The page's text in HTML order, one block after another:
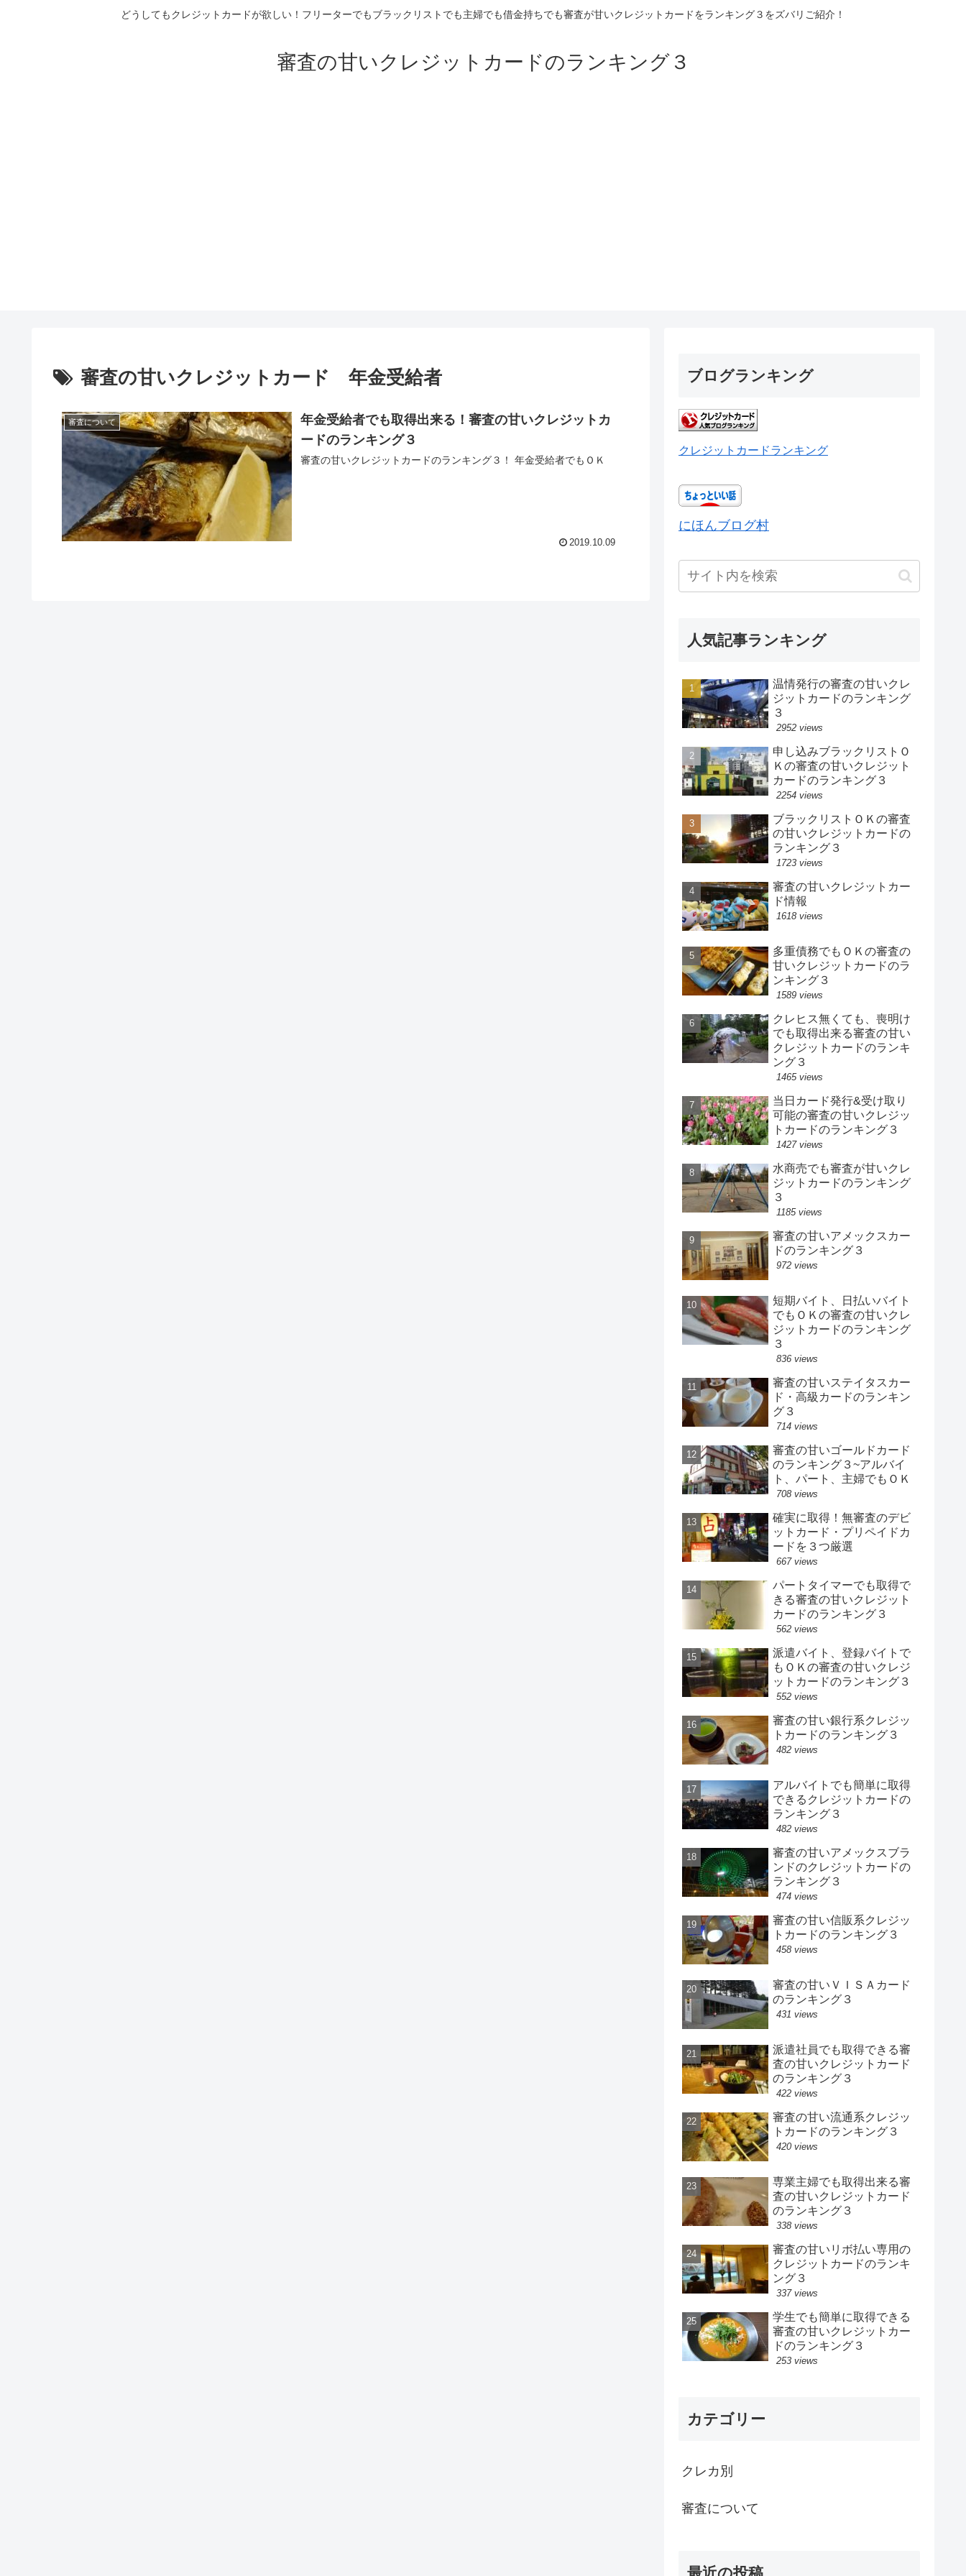
どうしてもクレジットカードが欲しい！フリーターでもブラックリストでも主婦でも借金持ちでも審査が甘いクレジットカードをランキング３をズバリご紹介！
審査の甘いクレジットカードのランキング３
審査の甘いクレジットカード 年金受給者
審査について
年金受給者でも取得出来る！審査の甘いクレジットカ
ードのランキング３
審査の甘いクレジットカードのランキング３！ 年金受給者でもＯＫ
2019.10.09
ブログランキング
クレジットカードランキング
にほんブログ村
人気記事ランキング
温情発行の審査の甘いクレ
ジットカードのランキング
３
2952 views
申し込みブラックリストＯ
Ｋの審査の甘いクレジット
カードのランキング３
2254 views
ブラックリストＯＫの審査
の甘いクレジットカードの
ランキング３
1723 views
審査の甘いクレジットカー
ド情報
1618 views
多重債務でもＯＫの審査の
甘いクレジットカードのラ
ンキング３
1589 views
クレヒス無くても、喪明け
でも取得出来る審査の甘い
クレジットカードのランキ
ング３
1465 views
当日カード発行&受け取り
可能の審査の甘いクレジッ
トカードのランキング３
1427 views
水商売でも審査が甘いクレ
ジットカードのランキング
３
1185 views
審査の甘いアメックスカー
ドのランキング３
972 views
短期バイト、日払いバイト
でもＯＫの審査の甘いクレ
ジットカードのランキング
３
836 views
審査の甘いステイタスカー
ド・高級カードのランキン
グ３
714 views
審査の甘いゴールドカード
のランキング３~アルバイ
ト、パート、主婦でもＯＫ
708 views
確実に取得！無審査のデビ
ットカード・プリペイドカ
ードを３つ厳選
667 views
パートタイマーでも取得で
きる審査の甘いクレジット
カードのランキング３
562 views
派遣バイト、登録バイトで
もＯＫの審査の甘いクレジ
ットカードのランキング３
552 views
審査の甘い銀行系クレジッ
トカードのランキング３
482 views
アルバイトでも簡単に取得
できるクレジットカードの
ランキング３
482 views
審査の甘いアメックスブラ
ンドのクレジットカードの
ランキング３
474 views
審査の甘い信販系クレジッ
トカードのランキング３
458 views
審査の甘いＶＩＳＡカード
のランキング３
431 views
派遣社員でも取得できる審
査の甘いクレジットカード
のランキング３
422 views
審査の甘い流通系クレジッ
トカードのランキング３
420 views
専業主婦でも取得出来る審
査の甘いクレジットカード
のランキング３
338 views
審査の甘いリボ払い専用の
クレジットカードのランキ
ング３
337 views
学生でも簡単に取得できる
審査の甘いクレジットカー
ドのランキング３
253 views
カテゴリー
クレカ別
審査について
最近の投稿